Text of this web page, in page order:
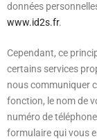
données
www.id2s.fr.
Cependant, ce
certains services
nous communiquer
fonction, le nom de
numéro de
formulaire qui vous